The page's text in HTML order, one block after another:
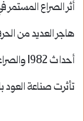
أثر الصراع
هاجر العديد من
أحداث
تأثرت صناعة